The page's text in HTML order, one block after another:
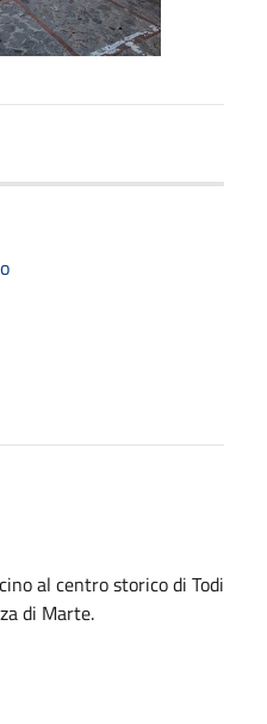
al centro storico di Todi
di Marte.